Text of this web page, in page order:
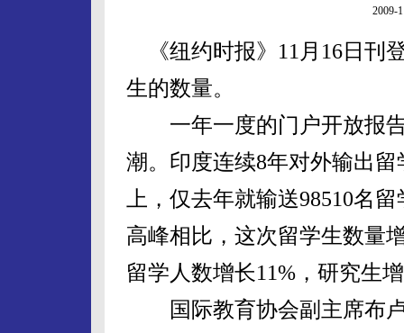
2009-
《纽约时报》11月16日刊
生的数量。
一年一度的门户开放报告
潮。印度连续8年对外输出
上，仅去年就输送98510名
高峰相比，这次留学生数量
留学人数增长11%，研究生
国际教育协会副主席布卢